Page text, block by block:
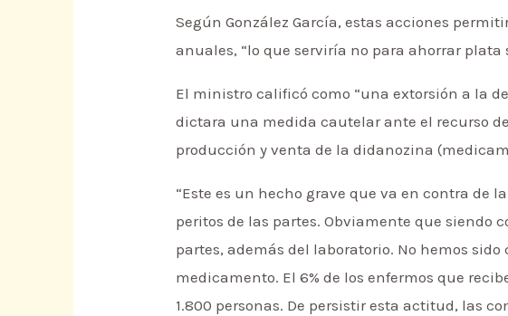
Según González García, estas acciones
anuales, “lo que serviría no para ahorrar
El ministro calificó como “una extorsión a la
dictara una medida cautelar ante el recurso
producción y venta de la didanozina
“Este es un hecho grave que va en contra de
peritos de las partes. Obviamente que siendo
partes, además del laboratorio. No hemos
medicamento. El 6% de los enfermos que
1.800 personas. De persistir esta actitud, las